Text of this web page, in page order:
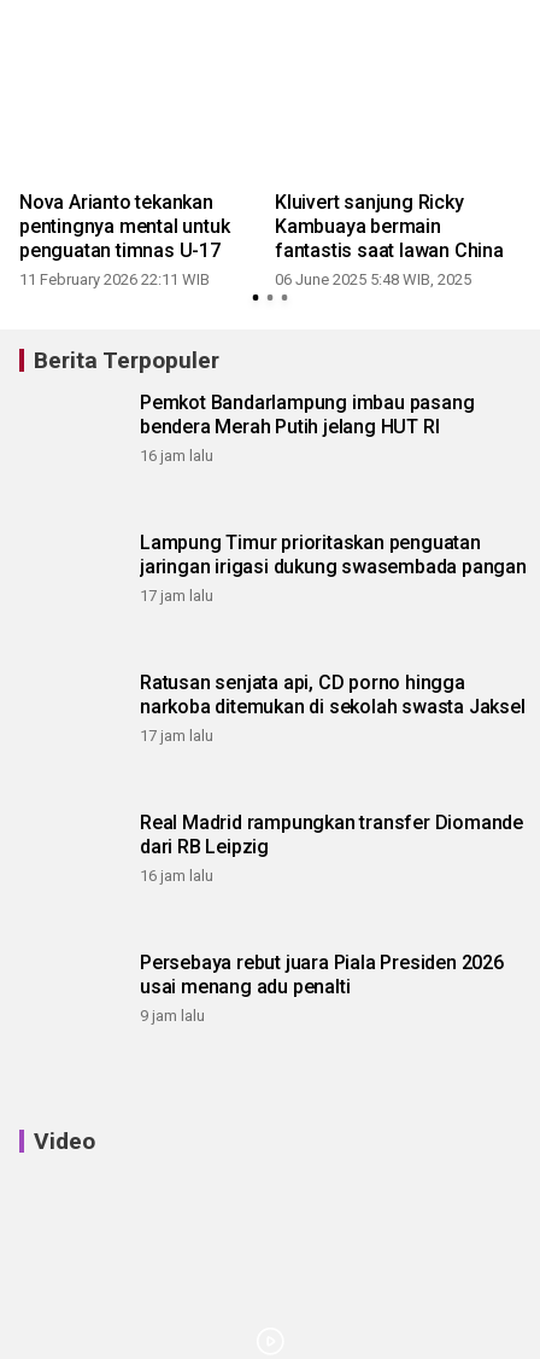
Nova Arianto tekankan
pentingnya mental untuk
penguatan timnas U-17
11 February 2026 22:11 WIB
Kluivert sanjung Ricky
Kambuaya bermain
fantastis saat lawan China
06 June 2025 5:48 WIB, 2025
Berita Terpopuler
Pemkot Bandarlampung imbau pasang
bendera Merah Putih jelang HUT RI
16 jam lalu
Lampung Timur prioritaskan penguatan
jaringan irigasi dukung swasembada pangan
17 jam lalu
Ratusan senjata api, CD porno hingga
narkoba ditemukan di sekolah swasta Jaksel
17 jam lalu
Real Madrid rampungkan transfer Diomande
dari RB Leipzig
16 jam lalu
Persebaya rebut juara Piala Presiden 2026
usai menang adu penalti
9 jam lalu
Video